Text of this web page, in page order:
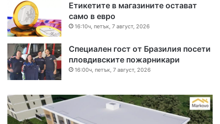
Етикетите в магазините остават
само в евро
16:10ч, петък, 7 август, 2026
Специален гост от Бразилия посети
пловдивските пожарникари
16:00ч, петък, 7 август, 2026